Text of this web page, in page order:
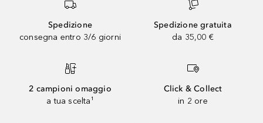
Spedizione
consegna entro 3/6 giorni
Spedizione gratuita
da 35,00 €
2 campioni omaggio
a tua scelta¹
Click & Collect
in 2 ore